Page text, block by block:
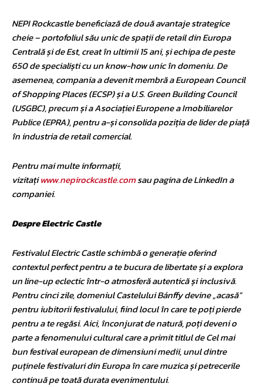
NEPI Rockcastle beneficiază de două avantaje strategice
cheie – portofoliul său unic de spații de retail din Europa
Centrală și de Est, creat în ultimii 15 ani, și echipa de peste
650 de specialiști cu un know-how unic în domeniu. De
asemenea, compania a devenit membră a European Council
of Shopping Places (ECSP) și a U.S. Green Building Council
(USGBC), precum și a Asociației Europene a Imobiliarelor
Publice (EPRA), pentru a-și consolida poziția de lider de piață
în industria de retail comercial.
Pentru mai multe informații,
vizitați www.nepirockcastle.comsau pagina de LinkedIn a
companiei.
Despre Electric Castle
Festivalul Electric Castle schimbă o generație oferind
contextul perfect pentru a te bucura de libertate și a explora
un line-up eclectic într-o atmosferă autentică și inclusivă.
Pentru cinci zile, domeniul Castelului Bánffy devine „acasă”
pentru iubitorii festivalului, fiind locul în care te poți pierde
pentru a te regăsi. Aici, înconjurat de natură, poți deveni o
parte a fenomenului cultural care a primit titlul de Cel mai
bun festival european de dimensiuni medii, unul dintre
puținele festivaluri din Europa în care muzica și petrecerile
continuă pe toată durata evenimentului.